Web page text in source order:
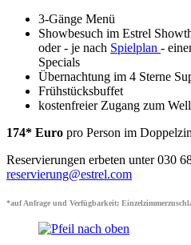
3-Gänge Menü
Showbesuch im Estrel
oder - je nach Spielplan -
Specials
Übernachtung im 4 Sterne
Frühstücksbuffet
kostenfreier Zugang zum
174* Euro pro Person im
Reservierungen erbeten unter 030
reservierung@estrel.com
*auf Anfrage und Verfügbarkeit;